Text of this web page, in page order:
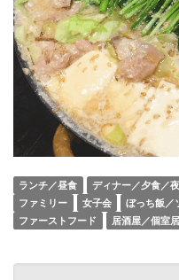
ランチ／昼食 ディナー／夕食／
ファミリー
女子会 ぼっち飯／
ファーストフード
居酒屋／個室